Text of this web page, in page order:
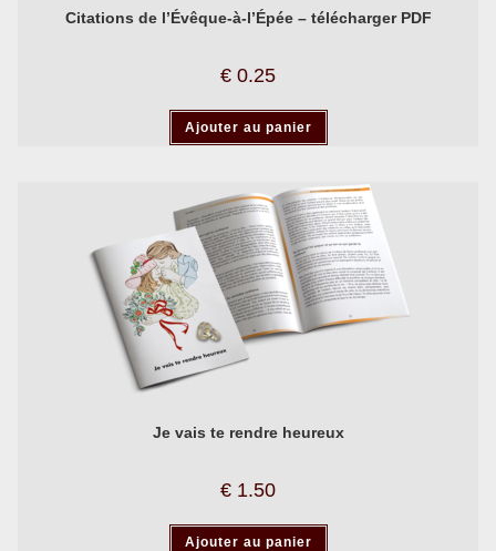
Citations de l’Évêque-à-l’Épée – télécharger PDF
€ 0.25
Ajouter au panier
Je vais te rendre heureux
€ 1.50
Ajouter au panier